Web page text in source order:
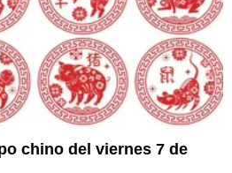
chino del viernes 7 de